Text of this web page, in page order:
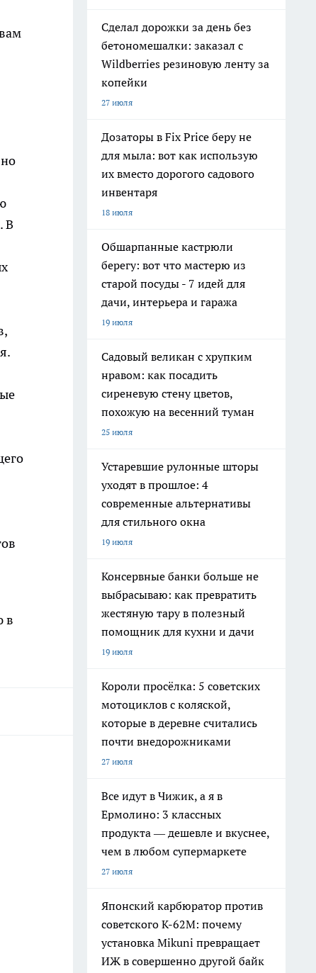
В
в
Сделал дорожки за день без
бетономешалки: заказал с
Wildberries резиновую ленту за
копейки
27 июля
Дозаторы в Fix Price беру не
для мыла: вот как использую
их вместо дорогого садового
инвентаря
18 июля
Обшарпанные кастрюли
берегу: вот что мастерю из
старой посуды - 7 идей для
дачи, интерьера и гаража
19 июля
Садовый великан с хрупким
нравом: как посадить
сиреневую стену цветов,
похожую на весенний туман
25 июля
Устаревшие рулонные шторы
уходят в прошлое: 4
современные альтернативы
для стильного окна
19 июля
Консервные банки больше не
выбрасываю: как превратить
жестяную тару в полезный
помощник для кухни и дачи
19 июля
Короли просёлка: 5 советских
мотоциклов с коляской,
которые в деревне считались
почти внедорожниками
27 июля
Все идут в Чижик, а я в
Ермолино: 3 классных
продукта — дешевле и вкуснее,
чем в любом супермаркете
27 июля
Японский карбюратор против
советского К-62М: почему
установка Mikuni превращает
ИЖ в совершенно другой байк